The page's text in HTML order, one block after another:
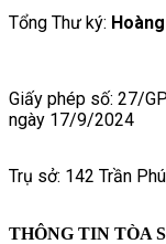
Tổng Thư ký:
Giấy phép số: 27/
ngày 17/9/2024
Trụ sở: 142 Trần
THÔNG TIN TÒA